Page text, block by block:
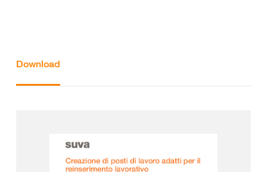
Download